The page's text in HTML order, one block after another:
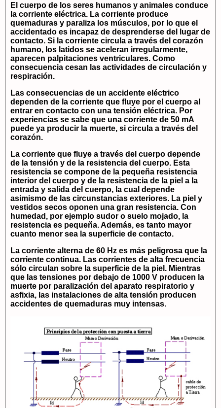
El cuerpo de los seres humanos y animales conduce
la corriente eléctrica. La corriente produce
quemaduras y paraliza los músculos, por lo que el
accidentado es incapaz de desprenderse del lugar de
contacto. Si la corriente circula a través del corazón
humano, los latidos se aceleran irregularmente,
aparecen palpitaciones ventriculares. Como
consecuencia cesan las actividades de circulación y
respiración.
Las consecuencias de un accidente eléctrico
dependen de la corriente que fluye por el cuerpo al
entrar en contacto con una tensión eléctrica. Por
experiencias se sabe que una corriente de 50 mA
puede ya producir la muerte, si circula a través del
corazón.
La corriente que fluye a través del cuerpo depende
de la tensión y de la resistencia del cuerpo. Esta
resistencia se compone de la pequeña resistencia
interior del cuerpo y de la resistencia de la piel a la
entrada y salida del cuerpo, la cual depende
asimismo de las circunstancias exteriores. La piel y
vestidos secos oponen una gran resistencia. Con
humedad, por ejemplo sudor o suelo mojado, la
resistencia es pequeña. Además, es tanto mayor
cuanto menor sea la superficie de contacto.
La corriente alterna de 60 Hz es más peligrosa que la
corriente continua. Las corrientes de alta frecuencia
sólo circulan sobre la superficie de la piel. Mientras
que las tensiones por debajo de 1000 V producen la
muerte por paralización del aparato respiratorio y
asfixia, las instalaciones de alta tensión producen
accidentes de quemaduras muy intensas.